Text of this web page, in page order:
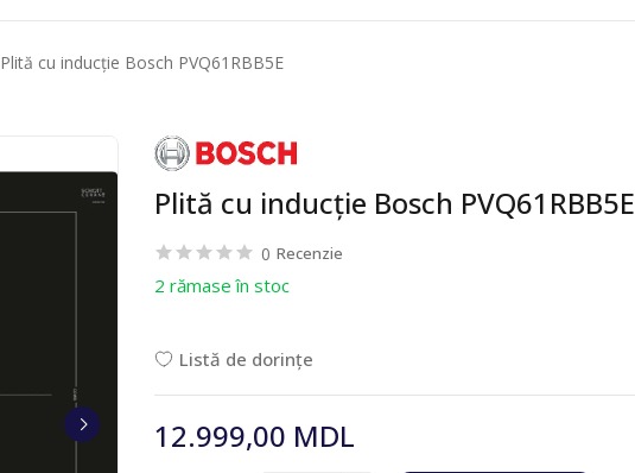
Plită cu inducție Bosch PVQ61RBB5E
Plită cu inducție Bosch PVQ61RBB5E
0 Recenzie
2 rămase în stoc
Listă de dorințe
12.999,00 MDL